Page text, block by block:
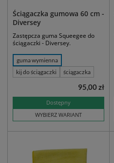
Ściągaczka gumowa 60 cm -
Diversey
Zastępcza guma Squeegee do
ściągaczki - Diversey.
guma wymienna
kij do ściągaczki
ściągaczka
Dostępny
WYBIERZ WARIANT
95,00 zł